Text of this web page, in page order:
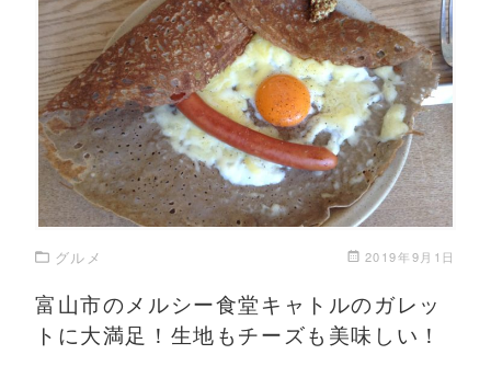
この記事を読む
グルメ 2019年9月1日
富山市のメルシー食堂キャトルのガレッ
トに大満足！生地もチーズも美味しい！